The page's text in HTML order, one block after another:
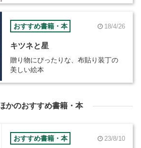
おすすめ書籍・本 18/4/26
キツネと星
贈り物にぴったりな、布貼り装丁の
美しい絵本
かのおすすめ書籍・本
おすすめ書籍・本 23/8/10